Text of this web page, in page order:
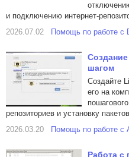
и подключению интернет-
2026.07.02
Помощь по работе с
шагом
Создайте
его на
репозиториев и установку
2026.03.20
Помощь по работе с
Работа с